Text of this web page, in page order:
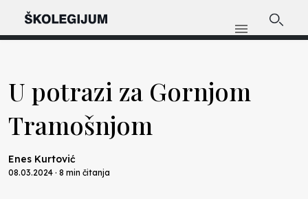
U potrazi za Gornjom
Tramošnjom
Enes Kurtović
08.03.2024 · 8 min čitanja